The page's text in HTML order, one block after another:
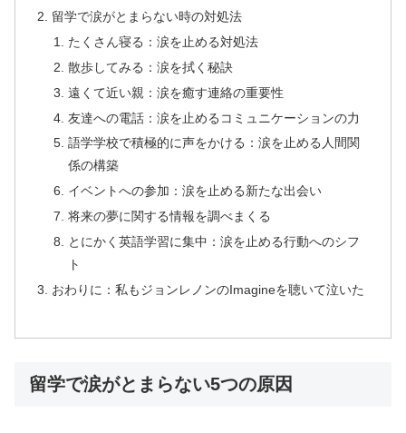
留学で涙がとまらない時の対処法
たくさん寝る：涙を止める対処法
散歩してみる：涙を拭く秘訣
遠くて近い親：涙を癒す連絡の重要性
友達への電話：涙を止めるコミュニケーションの力
語学学校で積極的に声をかける：涙を止める人間関
係の構築
イベントへの参加：涙を止める新たな出会い
将来の夢に関する情報を調べまくる
とにかく英語学習に集中：涙を止める行動へのシフ
ト
おわりに：私もジョンレノンのImagineを聴いて泣いた
留学で涙がとまらない5つの原因